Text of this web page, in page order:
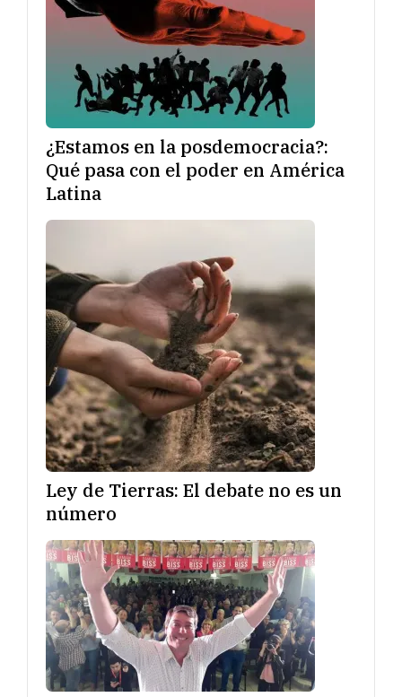
¿Estamos en la posdemocracia?:
Qué pasa con el poder en América
Latina
Ley de Tierras: El debate no es un
número